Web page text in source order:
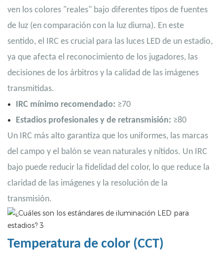
ven los colores "reales" bajo diferentes tipos de fuentes
de luz (en comparación con la luz diurna). En este
sentido, el IRC es crucial para las luces LED de un estadio,
ya que afecta el reconocimiento de los jugadores, las
decisiones de los árbitros y la calidad de las imágenes
transmitidas.
IRC mínimo recomendado: ≥70
Estadios profesionales y de retransmisión: ≥80
Un IRC más alto garantiza que los uniformes, las marcas
del campo y el balón se vean naturales y nítidos. Un IRC
bajo puede reducir la fidelidad del color, lo que reduce la
claridad de las imágenes y la resolución de la
transmisión.
Temperatura de color (CCT)